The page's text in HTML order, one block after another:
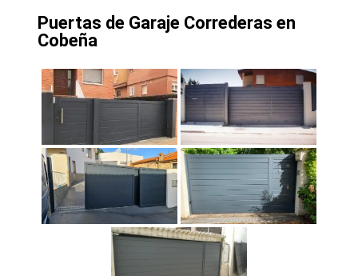
Puertas de Garaje Correderas en
Cobeña